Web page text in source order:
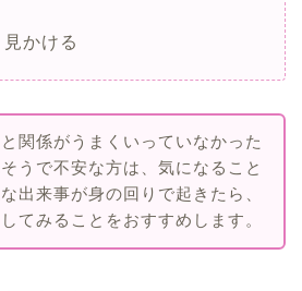
見かける
関係がうまくいっていなかった
うで不安な方は、気になること
出来事が身の回りで起きたら、
てみることをおすすめします。